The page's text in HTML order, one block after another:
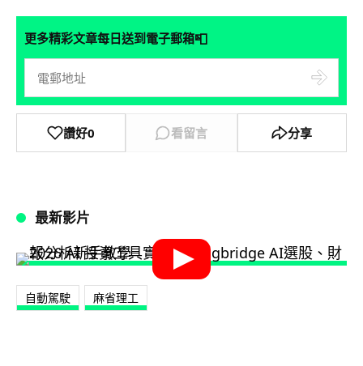
更多精彩文章每日送到電子郵箱📮
讚好0 看留言 分享
最新影片
自動駕駛 麻省理工